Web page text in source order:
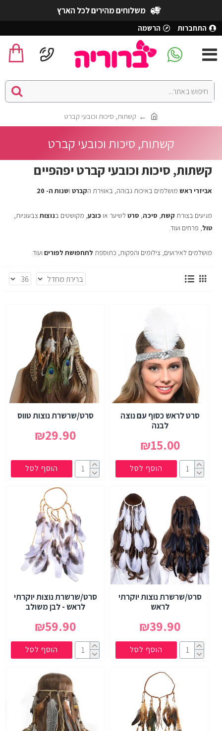
משלוחים מהירים לכל הארץ
התחברות הרשמה
קשתות, סיכות וכובעי קברט
קשתות, סיכות וכובעי קברט
קשתות, סיכות וכובעי קברט יפהפיים
אביזרי ראש מושלמים באיכות גבוהה, באווירת הקברט ושנות ה- 20 .
מגיעים בצורת קשת, סיכה, סרטלשיער או כובע, מקושטים בנוצותצבעוניות,
טול, פרחים ועוד.
מושלמים לאירועים, צילומים והפקות, כתוספת לתחפושת לפורים ועוד.
סרט לראש כסוף עם נוצה
לבנה
₪15.00
הוסף לסל
סרט/שרשרת נוצות טווס
₪29.90
הוסף לסל
סרט/שרשרת נוצות יוקרתי
לראש
₪39.90
הוסף לסל
סרט/שרשרת נוצות יוקרתי
לראש - לבן משולב
₪59.90
הוסף לסל